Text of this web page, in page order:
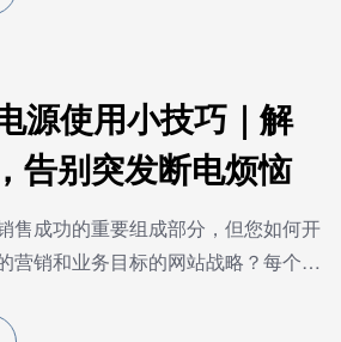
源使用小技巧｜解
告别突发断电烦恼
售成功的重要组成部分，但您如何开
营销和业务目标的网站战略？每个人